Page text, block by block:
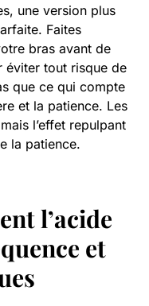
une version plus
Faites
bras avant de
éviter tout risque de
que ce qui compte
et la patience. Les
l’effet repulpant
la patience.
l’acide
et